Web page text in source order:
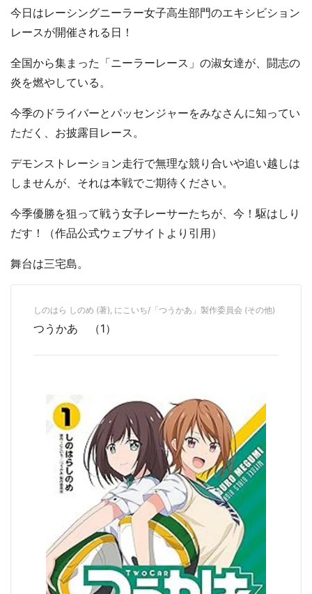
今日はレーシングニーラー女子高生部門のエキシビション
レースが開催される日！
全国から集まった「ニーラーレース」の淑女達が、闘志の
炎を燃やしている。
今季のドライバーとパッセンジャーをみなさんに知ってい
ただく、お披露目レース。
デモンストレーション走行で無理な競り合いや追い越しは
しませんが、それは本戦でご期待ください。
今季優勝を狙って戦う女子レーサーたちが、今！駆はしり
だす！（作品公式ウェブサイトより引用）
舞台は三宅島。
しのはら しのめ (著), にこいち/「つうかあ」製作委員会 (その他)
つうかあ （1）